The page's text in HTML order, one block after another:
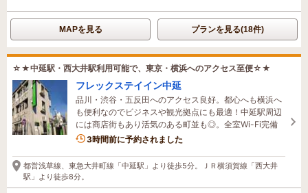
MAPを見る プランを見る(18件)
☆★中延駅・西大井駅利用可能で、東京・横浜へのアクセス至便☆★
フレックステイイン中延
品川・渋谷・五反田へのアクセス良好。都心へも横浜へ
も便利なのでビジネスや観光拠点にも最適！中延駅周辺
には商店街もあり活気のある町並も◎。全室Wi-Fi完備
3時間前に予約されました
都営浅草線、東急大井町線「中延駅」より徒歩5分。ＪＲ横須賀線「西大井
駅」より徒歩8分。